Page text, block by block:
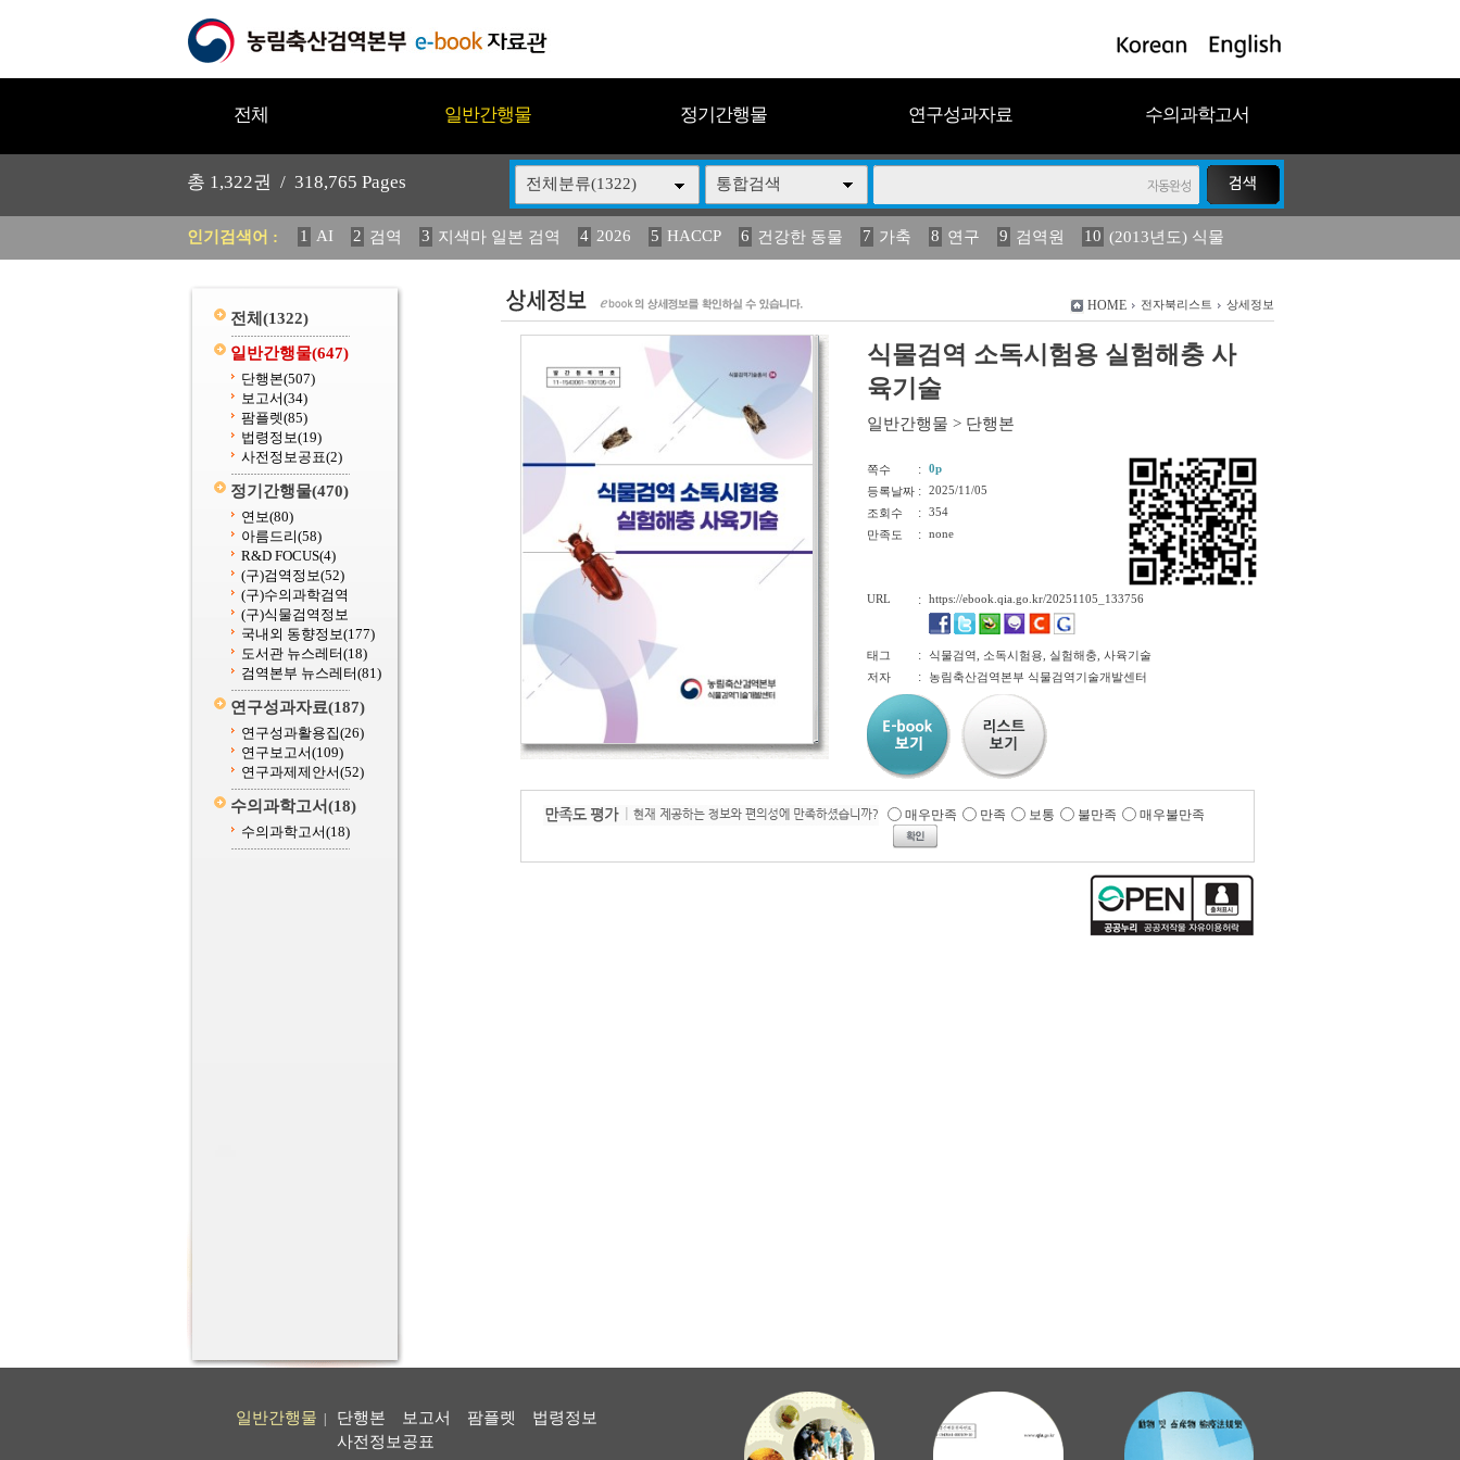
전체 일반간행물 정기간행물 연구성과자료 수의과학고서
총 1,322권 / 318,765 Pages 전체분류(1322) 통합검색
인기검색어 : 1 AI 2 검역 3 지색마 일본 검역 4 2026 5 HACCP 6 건강한 동물 7 가축 8 연구 9 검역원 10 (2013년도) 식물
11 2025 12 중독성 식물 도감 13 媛 異 14 (2013년도) 식 15 구제역 16 관리 17 연보 18 2023 19 농림수산
전체 (1322)
일반간행물(647)
단행본(507)
보고서(34)
팜플렛(85)
법령정보(19)
사전정보공표(2)
정기간행물(470)
연보(80)
아름드리(58)
R&D FOCUS(4)
(구)검역정보(52)
(구)수의과학검역
(구)식물검역정보
국내외 동향정보(177)
도서관 뉴스레터(18)
검역본부 뉴스레터(81)
연구성과자료(187)
연구성과활용집(26)
연구보고서(109)
연구과제제안서(52)
수의과학고서(18)
수의과학고서(18)
HOME 전자북리스트 상세정보
식물검역 소독시험용 실험해충 사
육기술
일반간행물 > 단행본
쪽수 :
0p
등록날짜 :
2025/11/05
조회수
:
354
만족도
: none
URL : https://ebook.qia.go.kr/20251105_133756
태그 :
식물검역, 소독시험용, 실험해충, 사육기술
저자
: 농림축산검역본부 식물검역기술개발센터
매우만족 만족 보통 불만족 매우불만족
일반간행물 단행본 보고서 팜플렛
법령정보
사전정보공표